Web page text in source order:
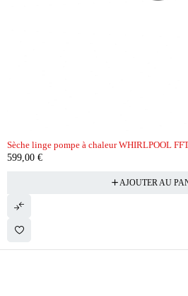
Sèche linge pompe à chaleur WHIRLPOOL
599,00 €
AJOUTER AU